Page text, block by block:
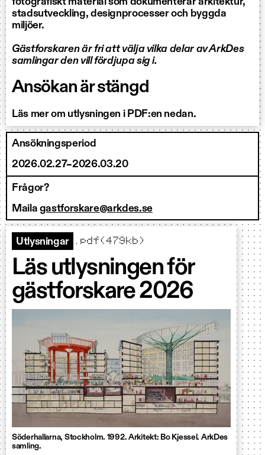
stadsutveckling, designprocesser och byggda
miljöer.
Gästforskaren är fri att välja vilka delar av ArkDes
samlingar den vill fördjupa sig i.
Ansökan är stängd
Läs mer om utlysningen i PDF:en nedan.
Ansökningsperiod
2026.02.27–2026.03.20
Frågor?
Maila gastforskare@arkdes.se
Utlysningar .pdf(479kb)
Läs utlysningen för
gästforskare 2026
Söderhallarna, Stockholm. 1992. Arkitekt: Bo Kjessel. ArkDes
samling.